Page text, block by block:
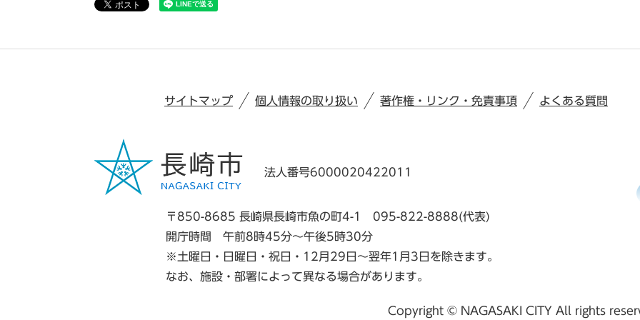
サイトマップ 個人情報の取り扱い 著作権・リンク・免責事項 よくある質問
法人番号6000020422011
〒850-8685 長崎県長崎市魚の町4-1
095-822-8888(代表)
開庁時間 午前8時45分～午後5時30分
※土曜日・日曜日・祝日・12月29日～翌年1月3日を除きます。
なお、施設・部署によって異なる場合があります。
Copyright © NAGASAKI CITY All rights